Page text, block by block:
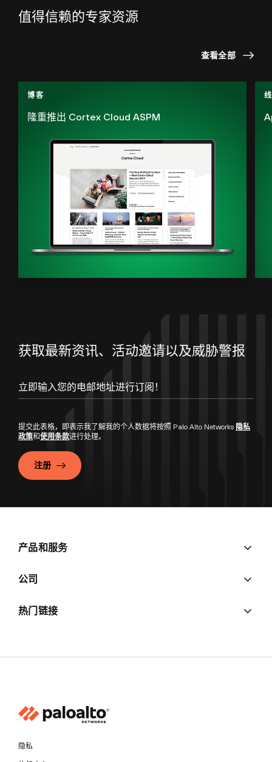
值得信赖的专家资源
查看全部
博客
隆重推出 Cortex Cloud ASPM
获取最新资讯、活动邀请以及威胁警报
提交此表格，即表示我了解我的个人数据将按照 Palo Alto Networks 隐私
政策和使用条款进行处理。
注册
产品和服务
公司
热门链接
隐私